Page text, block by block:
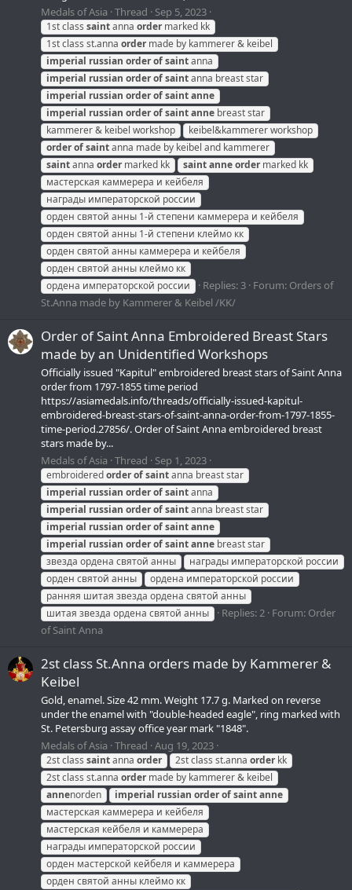
Medals of Asia Thread Sep 5, 2023
1st class saintanna ordermarked kk
1st class st.anna ordermade by kammerer & keibel
imperial russian orderofsaintanna
imperial russian orderofsaintanna breast star
imperial russian orderofsaintanne
imperial russian orderofsaintanne breast star
kammerer & keibel workshop
keibel&kammerer workshop
orderofsaintanna made by keibel and kammerer
saintanna ordermarked kk saintanneordermarked kk
мастерская каммерера и кейбеля
награды императорской россии
орден святой анны 1-й степени каммерера и кейбеля
орден святой анны 1-й степени клеймо кк
орден святой анны каммерера и кейбеля
орден святой анны клеймо кк
ордена императорской россии
Replies: 3 Forum: Orders of
St.Anna made by Kammerer & Keibel /KK/
Order of Saint Anna Embroidered Breast Stars
made by an Unidentified Workshops
Officially issued "Kapitul" embroidered breast stars of Saint Anna
order from 1797-1855 time period
https://asiamedals.info/threads/officially-issued-kapitul-
embroidered-breast-stars-of-saint-anna-order-from-1797-1855-
time-period.27856/. Order of Saint Anna embroidered breast
stars made by...
Medals of Asia Thread Sep 1, 2023
embroideredorderofsaintanna breast star
imperial russian orderofsaintanna
imperial russian orderofsaintanna breast star
imperial russian orderofsaintanne
imperial russian orderofsaintanne breast star
звезда ордена святой анны
награды императорской россии
орден святой анны
ордена императорской россии
ранняя шитая звезда ордена святой анны
шитая звезда ордена святой анны
Replies: 2 Forum: Order
of Saint Anna
2st class St.Anna orders made by Kammerer &
Keibel
Gold, enamel. Size 42 mm. Weight 17.7 g. Marked on reverse
under the enamel with "double-headed eagle", ring marked with
St. Petersburg assay office year mark "1848".
Medals of Asia Thread Aug 19, 2023
2st class saintanna order 2st class st.anna orderkk
2st class st.anna ordermade by kammerer & keibel
annenorden imperial russian orderofsaintanne
мастерская каммерера и кейбеля
мастерская кейбеля и каммерера
награды императорской россии
орден мастерской кейбеля и каммерера
орден святой анны клеймо кк